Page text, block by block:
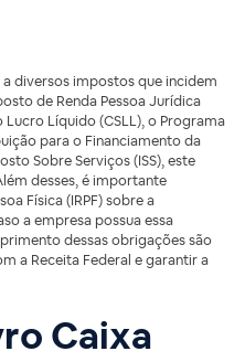
diversos impostos que incidem
de Renda Pessoa Jurídica
Lucro Líquido (CSLL), o Programa
para o Financiamento da
Sobre Serviços (ISS), este
desses, é importante
Física (IRPF) sobre a
a empresa possua essa
dessas obrigações são
a Receita Federal e garantir a
Caixa